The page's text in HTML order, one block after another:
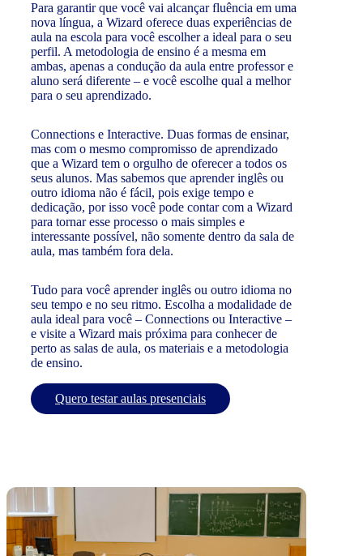
Para garantir que você vai alcançar fluência em uma
nova língua, a Wizard oferece duas experiências de
aula na escola para você escolher a ideal para o seu
perfil. A metodologia de ensino é a mesma em
ambas, apenas a condução da aula entre professor e
aluno será diferente – e você escolhe qual a melhor
para o seu aprendizado.
Connections e Interactive. Duas formas de ensinar,
mas com o mesmo compromisso de aprendizado
que a Wizard tem o orgulho de oferecer a todos os
seus alunos. Mas sabemos que aprender inglês ou
outro idioma não é fácil, pois exige tempo e
dedicação, por isso você pode contar com a Wizard
para tornar esse processo o mais simples e
interessante possível, não somente dentro da sala de
aula, mas também fora dela.
Tudo para você aprender inglês ou outro idioma no
seu tempo e no seu ritmo. Escolha a modalidade de
aula ideal para você – Connections ou Interactive –
e visite a Wizard mais próxima para conhecer de
perto as salas de aula, os materiais e a metodologia
de ensino.
Quero testar aulas presenciais